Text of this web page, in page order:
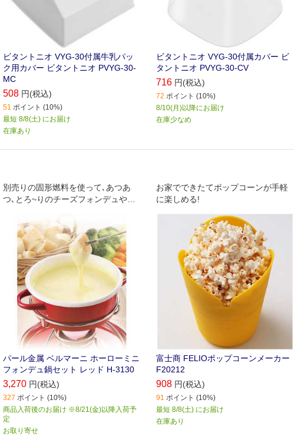
ビタントニオ VYG-30付属牛乳パッ
ク用カバー ビタントニオ PVYG-30-
MC
508 円(税込)
51 ポイント (10%)
最短 8/8(土) にお届け
在庫あり
ビタントニオ VYG-30付属カバー ビ
タントニオ PVYG-30-CV
716 円(税込)
72 ポイント (10%)
8/10(月)以降にお届け
在庫少なめ
別売りの固形燃料を使って､あつあ
つ､とろ~りのチーズフォンデュやチ
パール金属 ベルマーニ ホーローミニ
フォンデュ鍋セット レッド H-3130
3,270 円(税込)
327 ポイント (10%)
商品入荷後のお届け ※8/21(金)以降入荷予
定
お取り寄せ
お家でできたてポップコーンが手軽
に楽しめる!
富士商 FELIOポップコーンメーカー
F20212
908 円(税込)
91 ポイント (10%)
最短 8/8(土) にお届け
在庫あり